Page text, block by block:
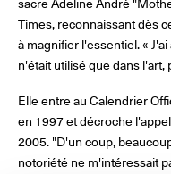
sacre Adeline André
Times, reconnaissant dès
à magnifier l'essentiel. «
n'était utilisé que dans l'art,
Elle entre au Calendrier
en 1997 et décroche
2005. "D'un coup,
notoriété ne m'intéressait